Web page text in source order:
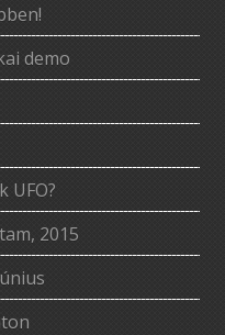
demo
UFO?
2015